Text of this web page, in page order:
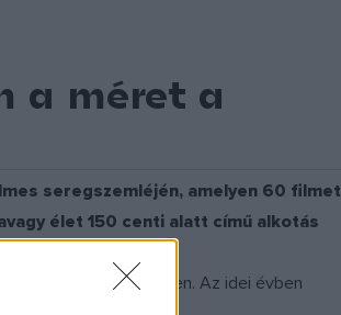
a méret a
seregszemléjén, amelyen 60 filmet
élet 150 centi alatt című alkotás
be Budapesten. Az idei évben